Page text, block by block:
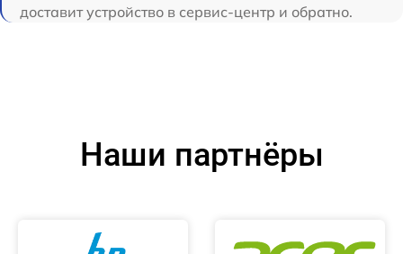
доставит устройство в сервис-центр и обратно.
Наши партнёры